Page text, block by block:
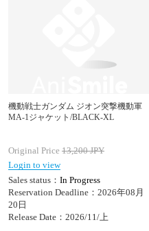
機動戦士ガンダム ジオン突撃機動軍
MA-1ジャケット/BLACK-XL
Original Price 13,200JPY
Login to view
Sales status： In Progress
Reservation Deadline：2026年08月
20日
Release Date：2026/11/上